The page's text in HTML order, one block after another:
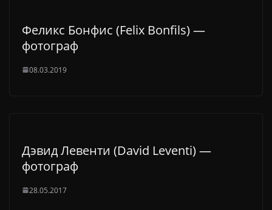
Феликс Бонфис (Felix Bonfils) —
фотограф
08.03.2019
Дэвид Левенти (David Leventi) —
фотограф
28.05.2017